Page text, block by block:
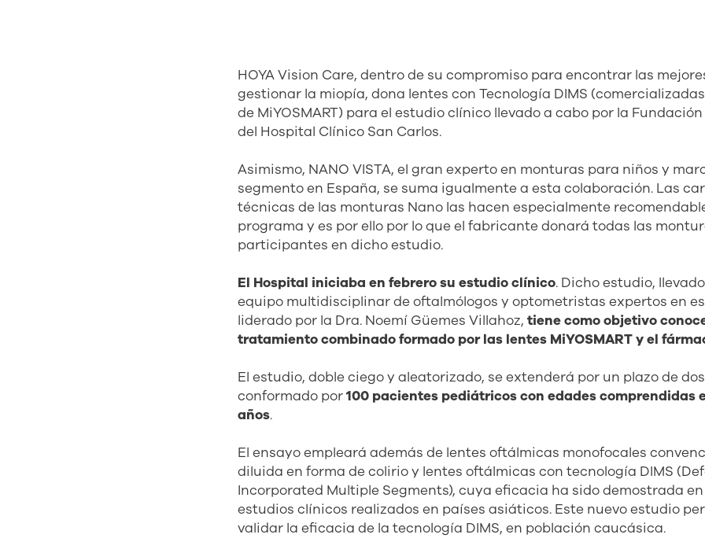
HOYA Vision Care, dentro de su compromiso para encontrar las
gestionar la miopía, dona lentes con Tecnología DIMS
de MiYOSMART) para el estudio clínico llevado a cabo por la
del Hospital Clínico San Carlos.
Asimismo, NANO VISTA, el gran experto en monturas para niños y
segmento en España, se suma igualmente a esta colaboración. Las
técnicas de las monturas Nano las hacen especialmente
programa y es por ello por lo que el fabricante donará todas las
participantes en dicho estudio.
El Hospital iniciaba en febrero su estudio clínico. Dicho estudio,
equipo multidisciplinar de oftalmólogos y optometristas expertos en
liderado por la Dra. Noemí Güemes Villahoz,tiene como objetivo
tratamiento combinado formado por las lentes MiYOSMART y el
El estudio, doble ciego y aleatorizado, se extenderá por un plazo de
conformado por100 pacientes pediátricos con edades comprendidas
años.
El ensayo empleará además de lentes oftálmicas monofocales
diluida en forma de colirio y lentes oftálmicas con tecnología DIMS
Incorporated Multiple Segments), cuya eficacia ha sido demostrada
estudios clínicos realizados en países asiáticos. Este nuevo estudio
validar la eficacia de la tecnología DIMS, en población caucásica.